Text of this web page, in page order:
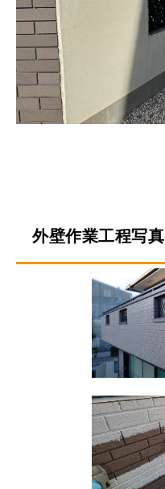
外壁作業工程写真